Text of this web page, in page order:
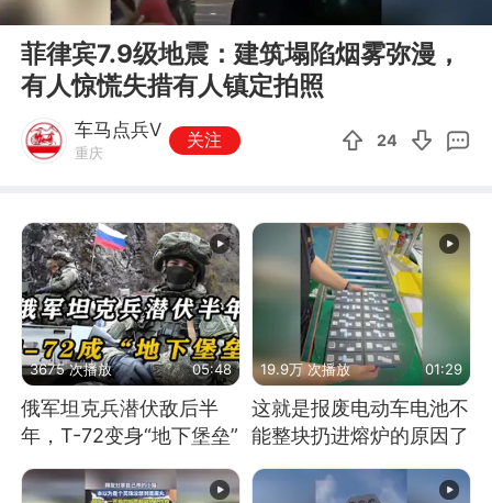
00:00
菲律宾7.9级地震：建筑塌陷烟雾弥漫，
有人惊慌失措有人镇定拍照
车马点兵V
重庆
关注 24
3675 次播放 05:48
俄军坦克兵潜伏敌后半
年，T-72变身“地下堡垒”
19.9万 次播放 01:29
这就是报废电动车电池不
能整块扔进熔炉的原因了